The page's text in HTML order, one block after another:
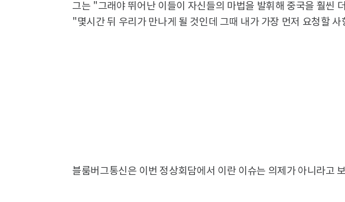
그는 "그래야 뛰어난 이들이 자신들의 마법을 발휘해 중국을 훨씬
"몇시간 뒤 우리가 만나게 될 것인데 그때 내가 가장 먼저 요청할
블룸버그통신은 이번 정상회담에서 이란 이슈는 의제가 아니라고